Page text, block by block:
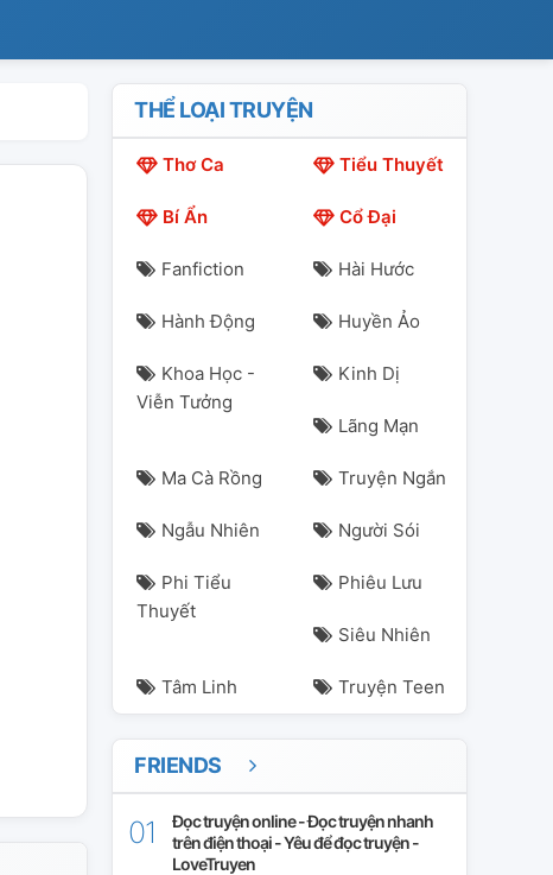
THỂ LOẠI TRUYỆN
Thơ Ca Tiểu Thuyết
Bí Ẩn Cổ Đại
Fanfiction Hài Hước
Hành Động Huyền Ảo
Khoa Học -
Viễn Tưởng
Kinh Dị
Lãng Mạn
Ma Cà Rồng Truyện Ngắn
Ngẫu Nhiên Người Sói
Phi Tiểu
Thuyết
Phiêu Lưu
Siêu Nhiên
Tâm Linh Truyện Teen
FRIENDS
Đọc truyện online - Đọc truyện nhanh
trên điện thoại - Yêu để đọc truyện -
LoveTruyen